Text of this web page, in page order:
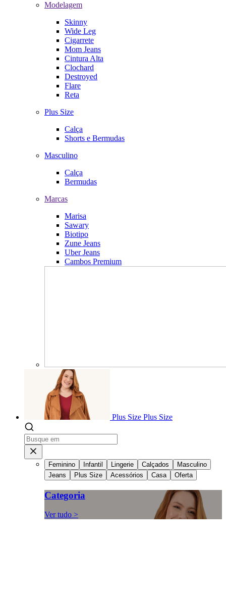
Modelagem
Skinny
Wide Leg
Cigarrete
Mom Jeans
Cintura Alta
Clochard
Destroyed
Flare
Reta
Plus Size
Calça
Shorts e Bermudas
Masculino
Calça
Bermudas
Marcas
Marisa
Sawary
Biotipo
Zune Jeans
Uber Jeans
Cambos Premium
Plus Size Plus Size
Feminino Infantil Lingerie Calçados
Masculino
Jeans
Plus Size Acessórios Casa Oferta
Categoria
Ver tudo >